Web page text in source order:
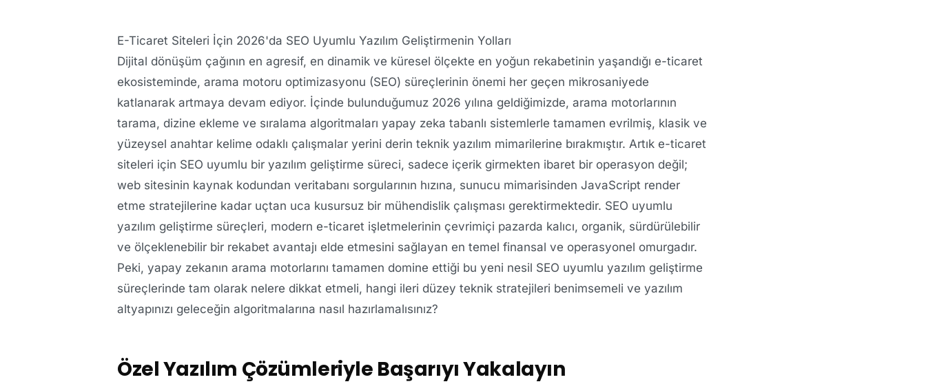
E-Ticaret Siteleri İçin 2026'da SEO Uyumlu Yazılım Geliştirmenin Yolları
Dijital dönüşüm çağının en agresif, en dinamik ve küresel ölçekte en yoğun rekabetinin yaşandığı e-ticaret
ekosisteminde, arama motoru optimizasyonu (SEO) süreçlerinin önemi her geçen mikrosaniyede
katlanarak artmaya devam ediyor. İçinde bulunduğumuz 2026 yılına geldiğimizde, arama motorlarının
tarama, dizine ekleme ve sıralama algoritmaları yapay zeka tabanlı sistemlerle tamamen evrilmiş, klasik ve
yüzeysel anahtar kelime odaklı çalışmalar yerini derin teknik yazılım mimarilerine bırakmıştır. Artık e-ticaret
siteleri için SEO uyumlu bir yazılım geliştirme süreci, sadece içerik girmekten ibaret bir operasyon değil;
web sitesinin kaynak kodundan veritabanı sorgularının hızına, sunucu mimarisinden JavaScript render
etme stratejilerine kadar uçtan uca kusursuz bir mühendislik çalışması gerektirmektedir. SEO uyumlu
yazılım geliştirme süreçleri, modern e-ticaret işletmelerinin çevrimiçi pazarda kalıcı, organik, sürdürülebilir
ve ölçeklenebilir bir rekabet avantajı elde etmesini sağlayan en temel finansal ve operasyonel omurgadır.
Peki, yapay zekanın arama motorlarını tamamen domine ettiği bu yeni nesil SEO uyumlu yazılım geliştirme
süreçlerinde tam olarak nelere dikkat etmeli, hangi ileri düzey teknik stratejileri benimsemeli ve yazılım
altyapınızı geleceğin algoritmalarına nasıl hazırlamalısınız?
Özel Yazılım Çözümleriyle Başarıyı Yakalayın